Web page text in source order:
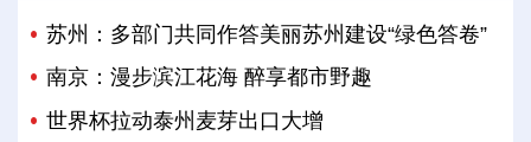
苏州：多部门共同作答美丽苏州建设“绿色答卷”
南京：漫步滨江花海 醉享都市野趣
世界杯拉动泰州麦芽出口大增